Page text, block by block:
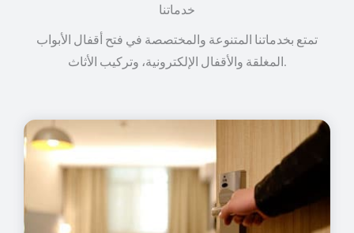
خدماتنا
تمتع بخدماتنا المتنوعة والمختصصة في فتح أقفال الأبواب